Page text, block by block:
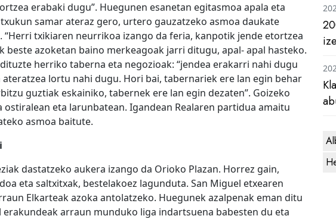
erabaki dugu”. Huegunen esanetan egitasmoa apala eta
samar ateraz gero, urtero gauzatzeko asmoa daukate
txikiaren neurrikoa izango da feria, kanpotik jende etortzea
beste azoketan baino merkeagoak jarri ditugu, apal- apal hasteko.
herriko taberna eta negozioak: “jendea erakarri nahi dugu
lortu nahi dugu. Hori bai, tabernariek ere lan egin behar
guztiak eskainiko, tabernek ere lan egin dezaten”. Goizeko
eta larunbatean. Igandean Realaren partidua amaitu
asmoa baitute.
dastatzeko aukera izango da Orioko Plazan. Horrez gain,
eta saltxitxak, bestelakoez lagunduta. San Miguel etxearen
Elkarteak azoka antolatzeko. Huegunek azalpenak eman ditu
erakundeak arraun munduko liga indartsuena babesten du eta